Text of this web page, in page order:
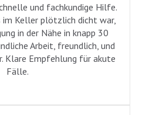
und fachkundige Hilfe.
im Keller plötzlich dicht war,
in der Nähe in knapp 30
Arbeit, freundlich, und
Klare Empfehlung für akute
Fälle.